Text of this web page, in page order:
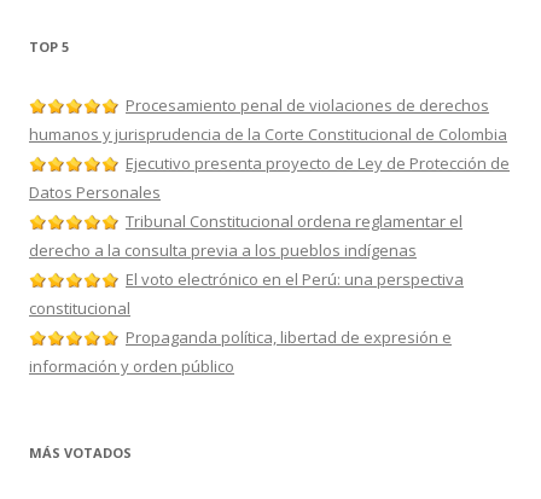
TOP 5
Procesamiento penal de violaciones de derechos
humanos y jurisprudencia de la Corte Constitucional de Colombia
Ejecutivo presenta proyecto de Ley de Protección de
Datos Personales
Tribunal Constitucional ordena reglamentar el
derecho a la consulta previa a los pueblos indígenas
El voto electrónico en el Perú: una perspectiva
constitucional
Propaganda política, libertad de expresión e
información y orden público
MÁS VOTADOS